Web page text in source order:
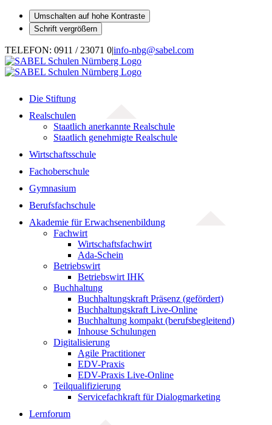
Umschalten auf hohe Kontraste
Schrift vergrößern
Zum
Inhalt
springen
TELEFON: 0911 / 23071 0|info-nbg@sabel.com
Die Stiftung
Realschulen
Staatlich anerkannte Realschule
Staatlich genehmigte Realschule
Wirtschaftsschule
Fachoberschule
Gymnasium
Berufsfachschule
Akademie für Erwachsenenbildung
Fachwirt
Wirtschaftsfachwirt
Ada-Schein
Betriebswirt
Betriebswirt IHK
Buchhaltung
Buchhaltungskraft Präsenz (gefördert)
Buchhaltungskraft Live-Online
Buchhaltung kompakt (berufsbegleitend)
Inhouse Schulungen
Digitalisierung
Agile Practitioner
EDV-Praxis
EDV-Praxis Live-Online
Teilqualifizierung
Servicefachkraft für Dialogmarketing
Lernforum